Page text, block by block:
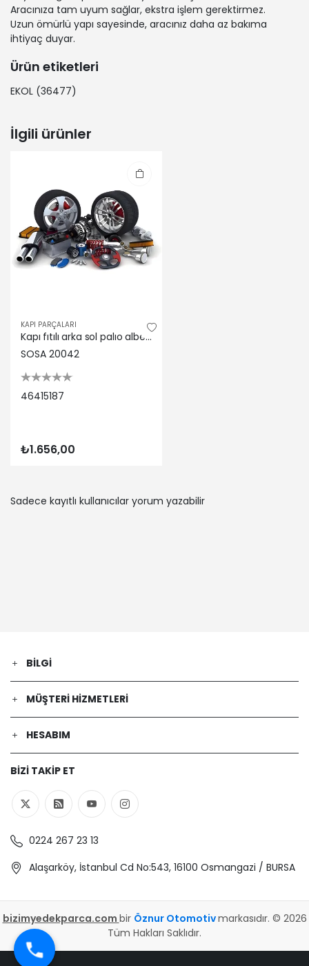
Aracınıza tam uyum sağlar, ekstra işlem gerektirmez.
Uzun ömürlü yapı sayesinde, aracınız daha az bakıma
ihtiyaç duyar.
Ürün etiketleri
EKOL (36477)
İlgili ürünler
KAPI PARÇALARI
Kapı fıtılı arka sol palıo albea sıena 96> Sosa 46415187
SOSA 20042
46415187
₺1.656,00
Sadece kayıtlı kullanıcılar yorum yazabilir
BILGI
MÜŞTERI HIZMETLERI
HESABIM
BIZI TAKIP ET
0224 267 23 13
Alaşarköy, İstanbul Cd No:543, 16100 Osmangazi / BURSA
bizimyedekparca.com bir Öznur Otomotivmarkasıdır. © 2026
Tüm Hakları Saklıdır.